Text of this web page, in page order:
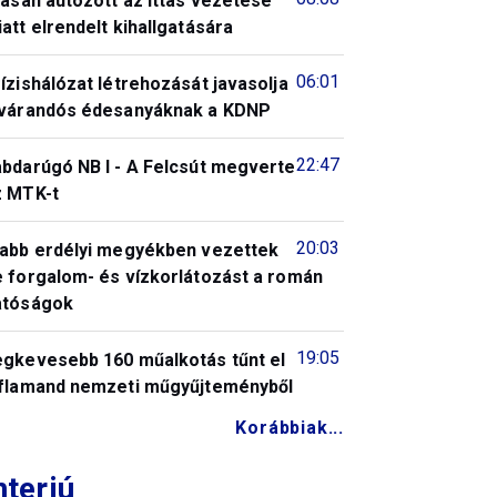
elrendelt kihallgatására
06:01
létrehozását javasolja
édesanyáknak a KDNP
22:47
NB I - A Felcsút megverte
MTK-t
20:03
erdélyi megyékben vezettek
forgalom- és vízkorlátozást a román
19:05
160 műalkotás tűnt el
nemzeti műgyűjteményből
Korábbiak...